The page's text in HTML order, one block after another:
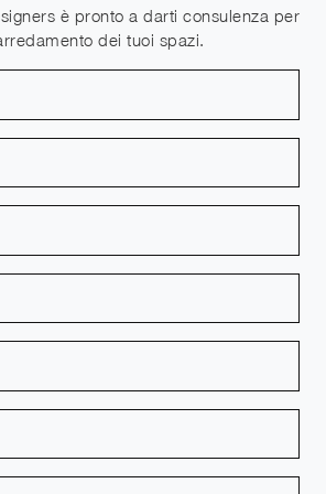
è pronto a darti consulenza per
dei tuoi spazi.